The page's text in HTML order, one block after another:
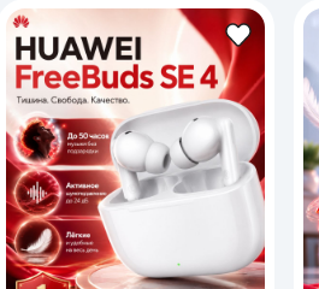
голоса